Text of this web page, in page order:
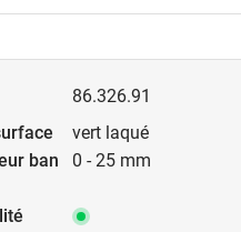
86.326.91
vert laqué
0 - 25 mm